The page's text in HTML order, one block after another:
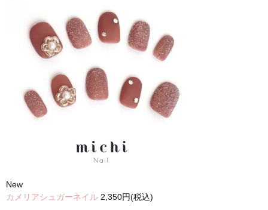
New
カメリアシュガーネイル 2,350円(税込)